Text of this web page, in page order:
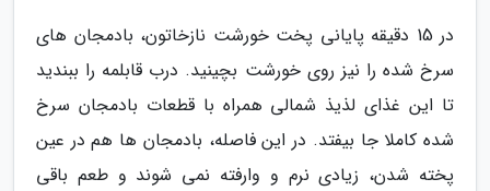
در 15 دقیقه پایانی پخت خورشت نازخاتون، بادمجان های
سرخ شده را نیز روی خورشت بچینید. درب قابلمه را ببندید
تا این غذای لذیذ شمالی همراه با قطعات بادمجان سرخ
شده کاملا جا بیفتد. در این فاصله، بادمجان ها هم در عین
پخته شدن، زیادی نرم و وارفته نمی شوند و طعم باقی